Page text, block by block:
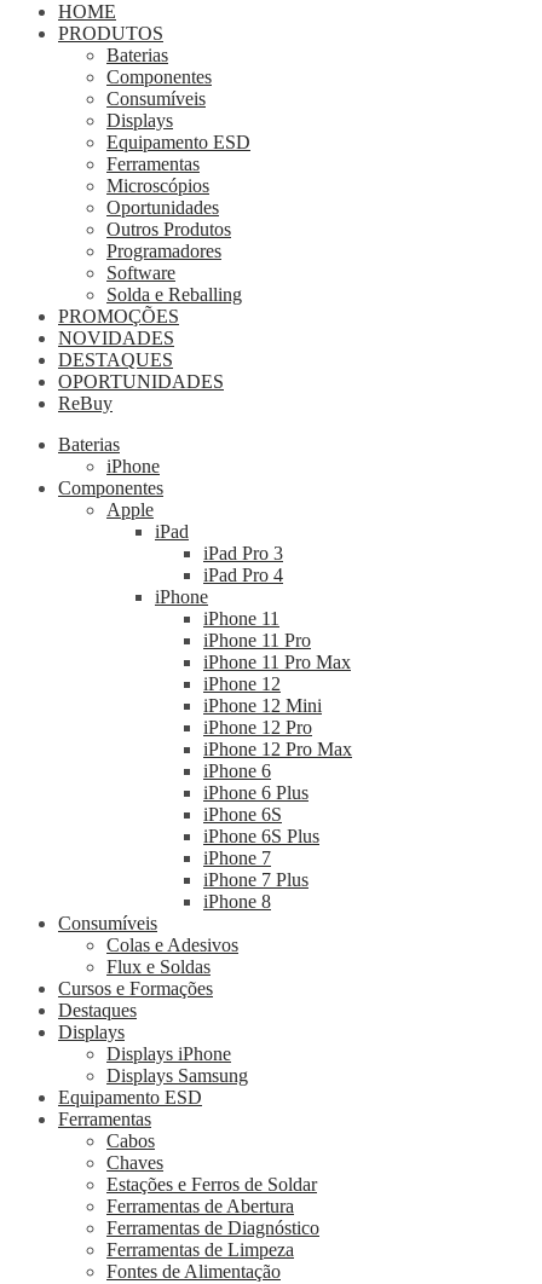
HOME
PRODUTOS
Baterias
Componentes
Consumíveis
Displays
Equipamento ESD
Ferramentas
Microscópios
Oportunidades
Outros Produtos
Programadores
Software
Solda e Reballing
PROMOÇÕES
NOVIDADES
DESTAQUES
OPORTUNIDADES
ReBuy
Baterias
iPhone
Componentes
Apple
iPad
iPad Pro 3
iPad Pro 4
iPhone
iPhone 11
iPhone 11 Pro
iPhone 11 Pro Max
iPhone 12
iPhone 12 Mini
iPhone 12 Pro
iPhone 12 Pro Max
iPhone 6
iPhone 6 Plus
iPhone 6S
iPhone 6S Plus
iPhone 7
iPhone 7 Plus
iPhone 8
Consumíveis
Colas e Adesivos
Flux e Soldas
Cursos e Formações
Destaques
Displays
Displays iPhone
Displays Samsung
Equipamento ESD
Ferramentas
Cabos
Chaves
Estações e Ferros de Soldar
Ferramentas de Abertura
Ferramentas de Diagnóstico
Ferramentas de Limpeza
Fontes de Alimentação